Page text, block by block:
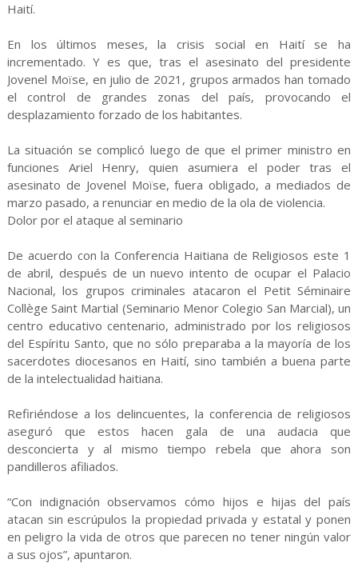
Haití.
En los últimos meses, la crisis social en Haití se ha
incrementado. Y es que, tras el asesinato del presidente
Jovenel Moïse, en julio de 2021, grupos armados han tomado
el control de grandes zonas del país, provocando el
desplazamiento forzado de los habitantes.
La situación se complicó luego de que el primer ministro en
funciones Ariel Henry, quien asumiera el poder tras el
asesinato de Jovenel Moïse, fuera obligado, a mediados de
marzo pasado, a renunciar en medio de la ola de violencia.
Dolor por el ataque al seminario
De acuerdo con la Conferencia Haitiana de Religiosos este 1
de abril, después de un nuevo intento de ocupar el Palacio
Nacional, los grupos criminales atacaron el Petit Séminaire
Collège Saint Martial (Seminario Menor Colegio San Marcial), un
centro educativo centenario, administrado por los religiosos
del Espíritu Santo, que no sólo preparaba a la mayoría de los
sacerdotes diocesanos en Haití, sino también a buena parte
de la intelectualidad haitiana.
Refiriéndose a los delincuentes, la conferencia de religiosos
aseguró que estos hacen gala de una audacia que
desconcierta y al mismo tiempo rebela que ahora son
pandilleros afiliados.
“Con indignación observamos cómo hijos e hijas del país
atacan sin escrúpulos la propiedad privada y estatal y ponen
en peligro la vida de otros que parecen no tener ningún valor
a sus ojos”, apuntaron.